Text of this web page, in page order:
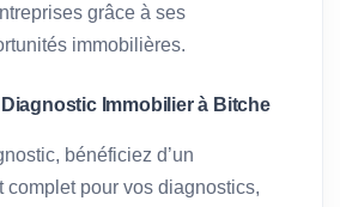
grâce à ses
immobilières.
Immobilier à Bitche
bénéficiez d’un
complet pour vos diagnostics,